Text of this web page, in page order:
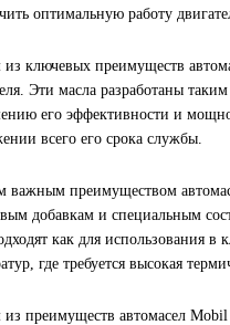
оптимальную работу
ключевых преимуществ
Эти масла разработаны
его эффективности и
всего его срока службы.
важным преимуществом
добавкам и специальным
как для использования в
где требуется высокая
преимуществ автомасел Mobil